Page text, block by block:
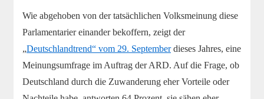
Wie abgehoben von der tatsächlichen Volksmeinung diese
Parlamentarier einander bekoffern, zeigt der
„Deutschlandtrend“ vom 29. Septemberdieses Jahres, eine
Meinungsumfrage im Auftrag der ARD. Auf die Frage, ob
Deutschland durch die Zuwanderung eher Vorteile oder